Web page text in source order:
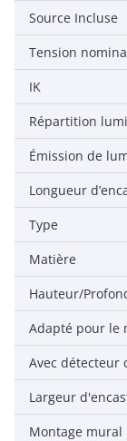
Source Incluse
Tension
IK
Répartition
Émission de
Longueur
Type
Matière
Hauteur/
Largeur
Montage mural